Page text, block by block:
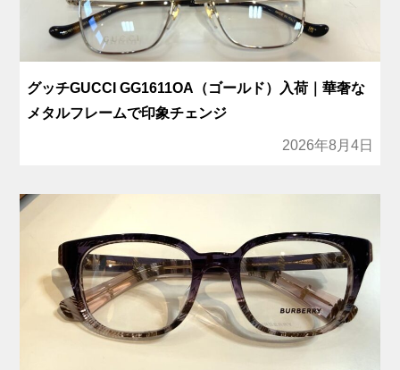
グッチGUCCI GG1611OA（ゴールド）入荷｜華奢な
メタルフレームで印象チェンジ
2026年8月4日